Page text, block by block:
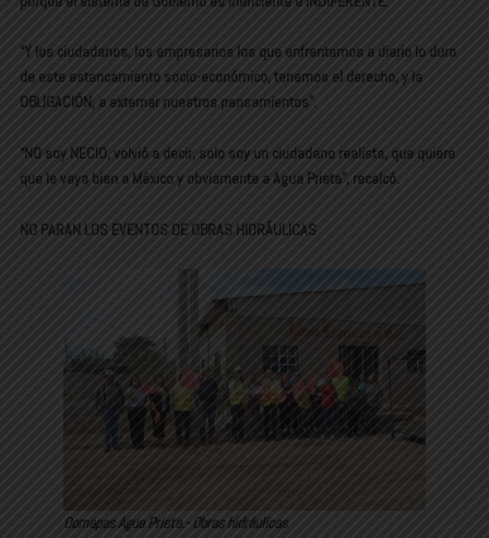
“Y los ciudadanos, los empresarios los que enfrentamos a diario lo duro
de este estancamiento socio-económico, tenemos el derecho, y la
OBLIGACIÓN, a externar nuestros pensamientos”.
“NO soy NECIO, volvió a decir, solo soy un ciudadano realista, que quiere
que le vaya bien a México y obviamente a Agua Prieta”, recalcó.
NO PARAN LOS EVENTOS DE OBRAS HIDRÁULICAS
Oomapas Agua Prieta.- Obras hidráulicas